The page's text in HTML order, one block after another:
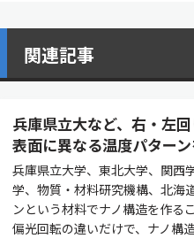
関連記事
兵庫県立大など、右・左
表面に異なる温度パター
兵庫県立大学、東北大学、関西
学、物質・材料研究機構、北海
ンという材料でナノ構造を作る
偏光回転の違いだけで、ナノ構